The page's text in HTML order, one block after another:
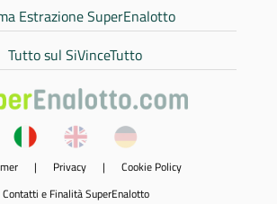
Estrazione SuperEnalotto
Tutto sul SiVinceTutto
| Privacy | Cookie Policy
Contatti e Finalità SuperEnalotto